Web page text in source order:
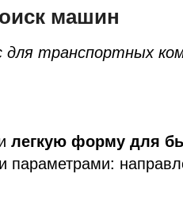
машин
для транспортных
легкую форму для
параметрами: